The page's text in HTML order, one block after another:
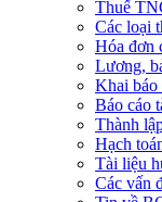
Thuế
Các loại
Hóa đơn
Lương,
Khai báo
Báo cáo
Thành
Hạch
Tài liệu
Các vấn